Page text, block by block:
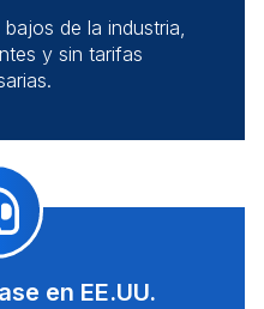
de la industria,
y sin tarifas
en EE.UU.